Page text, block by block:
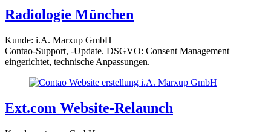
Radiologie München
Kunde: i.A. Marxup GmbH
Contao-Support, -Update. DSGVO: Consent Management
eingerichtet, technische Anpassungen.
Ext.com Website-Relaunch